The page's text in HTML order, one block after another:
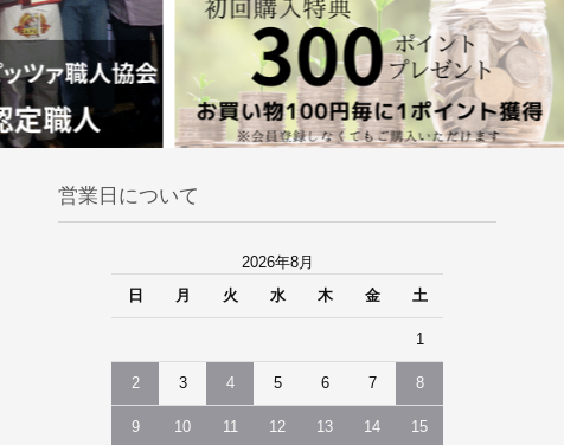
営業日について
2026年8月
日
月 火 水 木 金 土
1
2 3 4 5 6 7 8
9 10 11 12 13 14 15